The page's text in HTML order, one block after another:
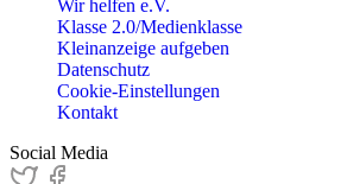
Wir helfen e.V.
Klasse 2.0/Medienklasse
Kleinanzeige aufgeben
Datenschutz
Cookie-Einstellungen
Kontakt
Social Media